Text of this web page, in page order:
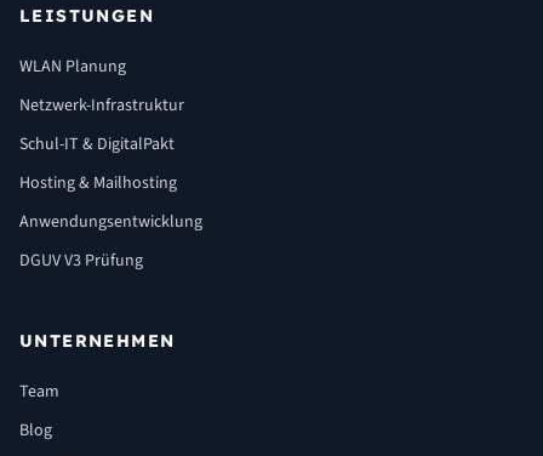
LEISTUNGEN
WLAN Planung
Netzwerk-Infrastruktur
Schul-IT & DigitalPakt
Hosting & Mailhosting
Anwendungsentwicklung
DGUV V3 Prüfung
UNTERNEHMEN
Team
Blog